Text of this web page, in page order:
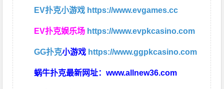
EV扑克小游戏 https://www.evgames.cc
EV扑克娱乐场 https://www.evpkcasino.com
GG扑克小游戏 https://www.ggpkcasino.com
蜗牛扑克最新网址：www.allnew36.com